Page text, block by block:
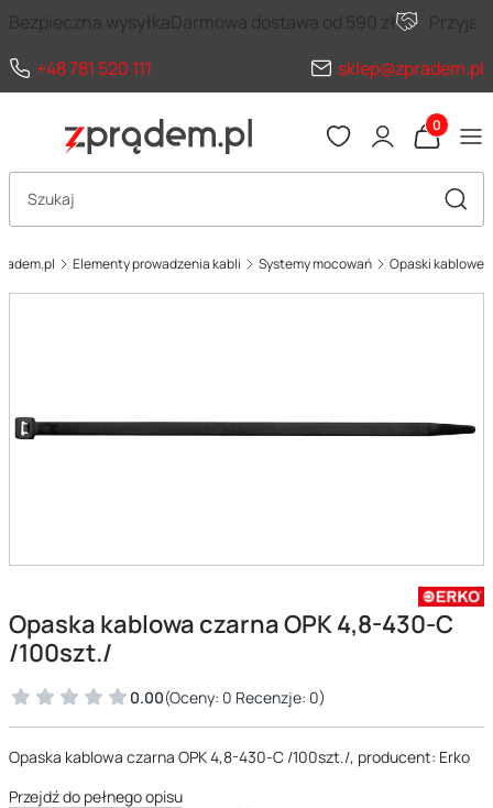
Bezpieczna wysyłkaDarmowa dostawa od 590 zł
+48 781 520 111
sklep@zpradem.pl
Produkty
Otwórz wyszukiwarkę
Elementy prowadzenia kabli Systemy mocowań Opaski kablowe
Opaska kablowa czarna OPK 4,8-430-C
/100szt./
0.00(Oceny: 0 Recenzje: 0)
Opaska kablowa czarna OPK 4,8-430-C /100szt./, producent: Erko
Przejdź do pełnego opisu